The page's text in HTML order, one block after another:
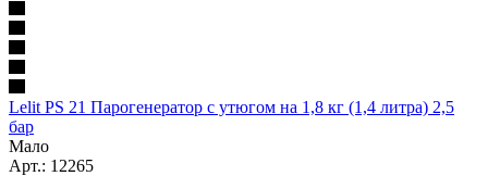
Lelit PS 21 Парогенератор с утюгом на 1,8 кг (1,4 литра) 2,5
бар
Мало
Арт.: 12265